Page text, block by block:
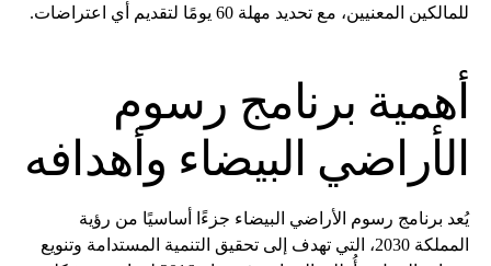
للمالكين المعنيين، مع تحديد مهلة 60 يومًا لتقديم أي اعتراضات.
أهمية برنامج رسوم
الأراضي البيضاء وأهدافه
يُعد برنامج رسوم الأراضي البيضاء جزءًا أساسيًا من رؤية
المملكة 2030، التي تهدف إلى تحقيق التنمية المستدامة وتنويع